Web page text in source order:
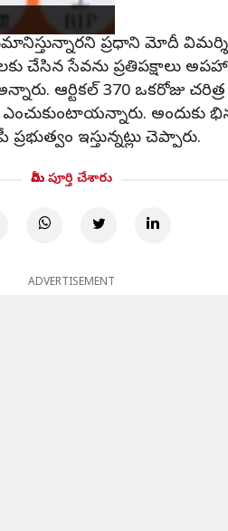
మోదీ
ప్రధాని మోదీ
చేసిన సేవను ప్రతిపక్షాలు
ఆర్టికల్ 370 ఒకరోజు
అందుకు
ఇస్తున్నట్లు చెప్పారు.
మీరు పూర్తి చేశారు
ADVERTISEMENT